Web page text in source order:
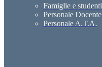
Famiglie e studenti
Personale Docente
Personale A.T.A.